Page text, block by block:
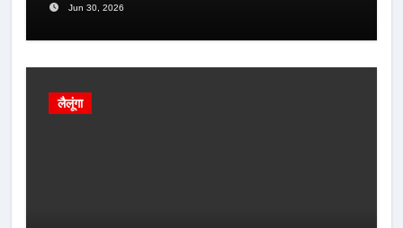
Jun 30, 2026
लैलूंगा